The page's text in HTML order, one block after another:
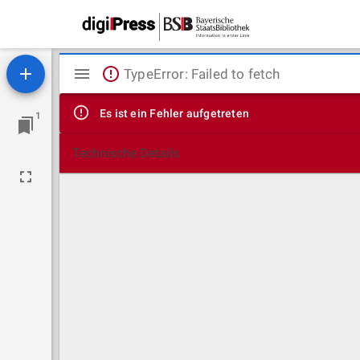
1
Mirador
Viewer
TypeError: Failed to fetch
Es ist ein Fehler aufgetreten
Technische Details